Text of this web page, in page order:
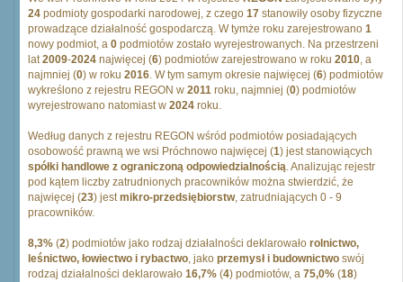
24 podmioty gospodarki narodowej, z czego 17 stanowiły osoby fizyczne
prowadzące działalność gospodarczą. W tymże roku zarejestrowano 1
nowy podmiot, a 0 podmiotów zostało wyrejestrowanych. Na przestrzeni
lat2009-2024 najwięcej (6) podmiotów zarejestrowano w roku 2010, a
najmniej (0) w roku 2016. W tym samym okresie najwięcej (6) podmiotów
wykreślono z rejestru REGON w 2011 roku, najmniej (0) podmiotów
wyrejestrowano natomiast w 2024 roku.
Według danych z rejestru REGON wśród podmiotów posiadających
osobowość prawną we wsi Próchnowo najwięcej (1) jest stanowiących
spółki handlowe z ograniczoną odpowiedzialnością. Analizując rejestr
pod kątem liczby zatrudnionych pracowników można stwierdzić, że
najwięcej (23) jestmikro-przedsiębiorstw, zatrudniających 0 - 9
pracowników.
8,3% (2) podmiotów jako rodzaj działalności deklarowało rolnictwo,
leśnictwo, łowiectwo i rybactwo, jako przemysł i budownictwo swój
rodzaj działalności deklarowało 16,7% (4) podmiotów, a 75,0% (18)